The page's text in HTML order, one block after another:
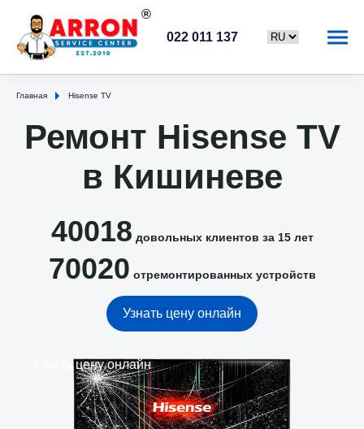
022 011 137
Главная Hisense TV
Ремонт Hisense TV
в Кишиневе
40018 довольных клиентов за 15 лет
70020 отремонтированных устройств
Узнать цену онлайн
Узнать цену онлайн